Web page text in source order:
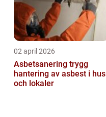
02 april 2026
Asbetsanering trygg
hantering av asbest i hus
och lokaler